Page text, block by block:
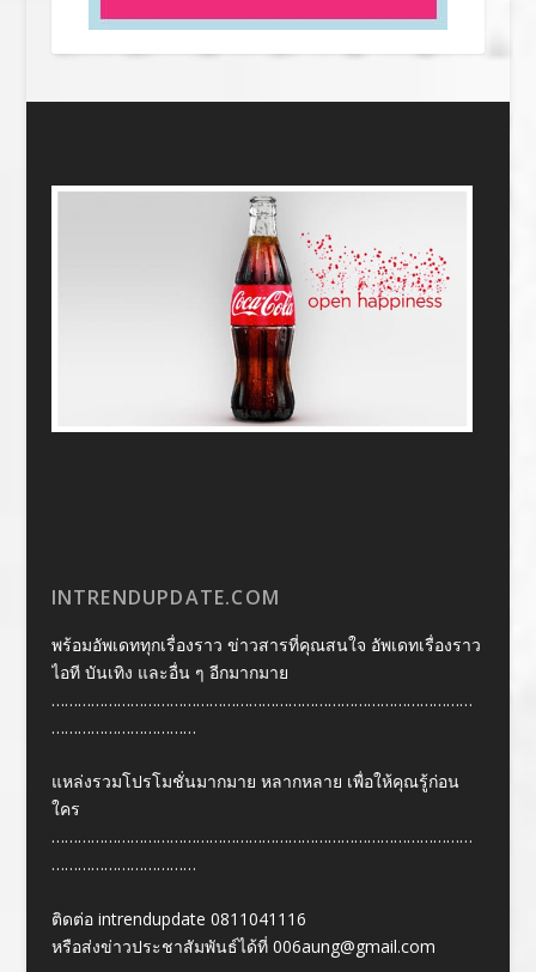
INTRENDUPDATE.COM
พร้อมอัพเดททุกเรื่องราว ข่าวสารที่คุณสนใจ อัพเดทเรื่องราว
ไอที บันเทิง และอื่น ๆ อีกมากมาย
……………………………………………………………………………………
……………………………
แหล่งรวมโปรโมชั่นมากมาย หลากหลาย เพื่อให้คุณรู้ก่อน
ใคร
……………………………………………………………………………………
……………………………
ติดต่อ intrendupdate 0811041116
หรือส่งข่าวประชาสัมพันธ์ได้ที่ 006aung@gmail.com